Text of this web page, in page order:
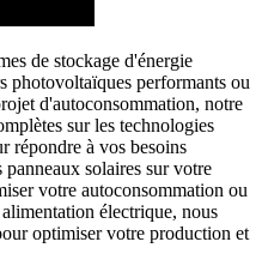
de stockage d'énergie
photovoltaïques performants ou
d'autoconsommation, notre
sur les technologies
répondre à vos besoins
solaires sur votre
votre autoconsommation ou
électrique, nous
optimiser votre production et